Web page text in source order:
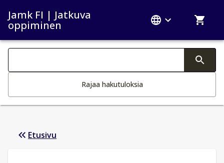
Jamk FI | Jatkuva
oppiminen
Haku kategoriat
Rajaa hakutuloksia
Etusivu